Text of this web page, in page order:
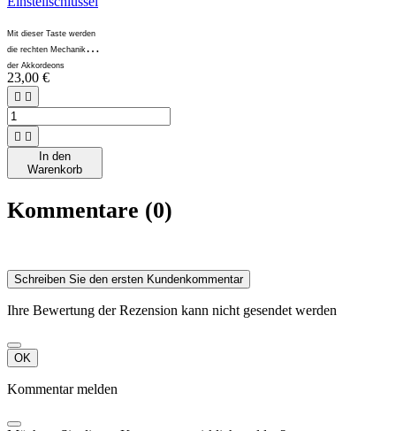
Mit dieser Taste werden
die rechten Mechaniken
der Akkordeons
eingestellt.
23,00 €
 
 
In den
Warenkorb
Kommentare (0)
Schreiben Sie den ersten Kundenkommentar
Ihre Bewertung der Rezension kann nicht gesendet werden
OK
Kommentar melden